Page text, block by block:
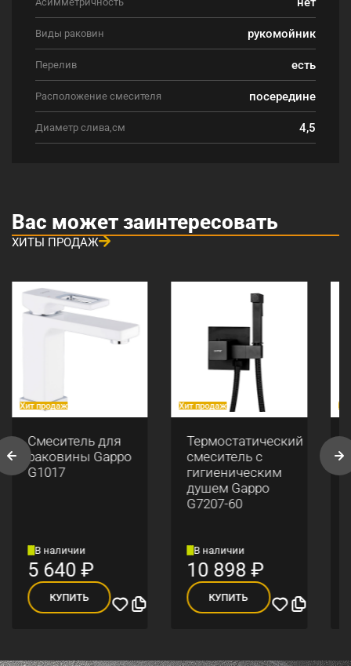
Виды раковин рукомойник
Перелив есть
Расположение смесителя посередине
Диаметр слива,см 4,5
Вас может заинтересовать
ХИТЫ ПРОДАЖ
Хит продаж
Смеситель для
раковины Gappo
G1017
В наличии
5 640₽
КУПИТЬ
Хит продаж
Термостатический
смеситель с
гигиеническим
душем Gappo
G7207-60
В наличии
10 898₽
КУПИТЬ